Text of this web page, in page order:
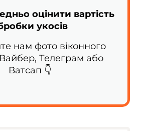
оцінити вартість
укосів
нам фото віконного
Телеграм або
Ватсап 👇